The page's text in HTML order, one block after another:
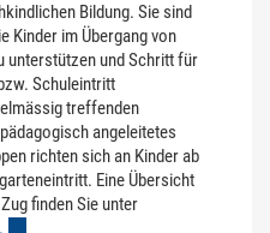
Bildung. Sie sind
Kinder im Übergang von
unterstützen und Schritt für
Schuleintritt
treffenden
angeleitetes
richten sich an Kinder ab
Eine Übersicht
finden Sie unter